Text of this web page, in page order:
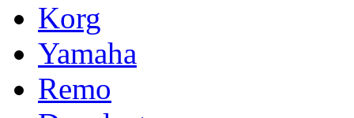
Korg
Yamaha
Remo